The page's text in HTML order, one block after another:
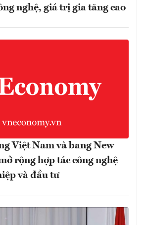
nghệ, giá trị gia tăng cao
Việt Nam và bang New
rộng hợp tác công nghệ
và đầu tư